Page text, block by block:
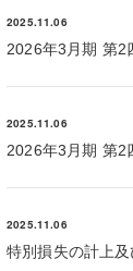
2025.11.06
2026年3月期 第2
2025.11.06
2026年3月期 第2
2025.11.06
特別損失の計上